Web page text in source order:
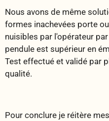
Nous avons de même
formes inachevées porte
nuisibles par l'opérateur
pendule est supérieur en
Test effectué et validé par
qualité.
Pour conclure je réitère